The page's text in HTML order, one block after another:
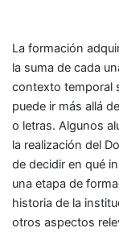
La formación
la suma de cada
contexto temporal
puede ir más allá
o letras. Algunos
la realización del
de decidir en qué
una etapa de
historia de la
otros aspectos